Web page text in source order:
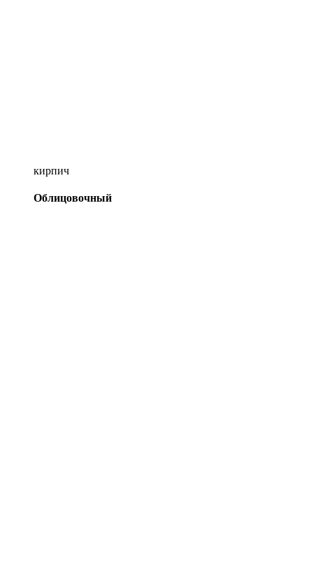
кирпич
Облицовочный